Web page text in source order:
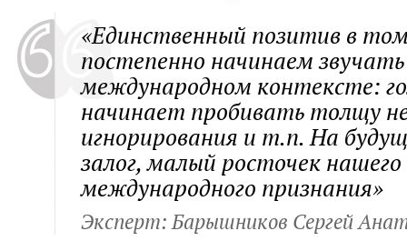
«Единственный позитив в
постепенно начинаем
международном контексте:
начинает пробивать толщу
игнорирования и т.п. На
залог, малый росточек нашего
международного признания»
Эксперт: Барышников Сергей